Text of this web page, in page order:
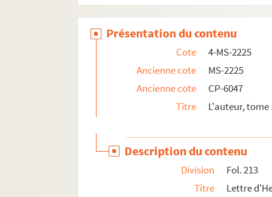
Présentation du contenu
Cote
4-MS-2225
Ancienne cote
MS-2225
Ancienne cote
CP-6047
Titre
L'auteur, tome
Description du contenu
Division
Fol. 213
Titre
Lettre